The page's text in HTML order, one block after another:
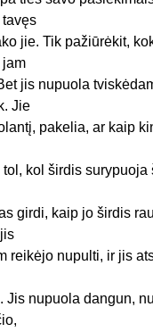
jie. Tik pažiūrėkit,
jam
jis nupuola
Jie
pakelia, ar kaip
kol širdis surypuoja
girdi, kaip jo širdis
reikėjo nupulti, ir jis
Jis nupuola dangun,